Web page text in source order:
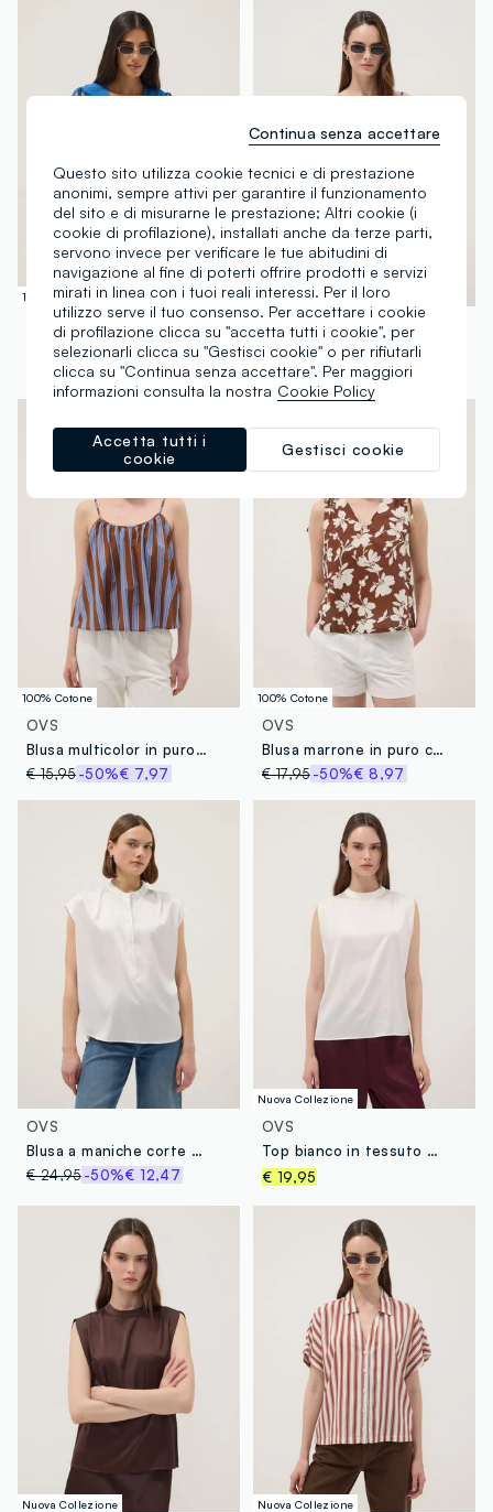
100% Cotone
Blusa blu in puro cotone con scollo a V regular fit
€ 17,95-50% € 8,97
100% Cotone
OVS
€ 15,95-50%€ 7,97
100% Cotone
OVS
Blusa multicolor in puro cotone con spalline sottili regular fit
€ 15,95-50%€ 7,97
100% Cotone
OVS
Blusa marrone in puro cotone con scollo a V e stampa floreale regular fit
€ 17,95 -50%€ 8,97
OVS
Blusa a maniche corte bianca regular fit con collo coreano
€ 24,95-50%€ 12,47
Nuova Collezione
OVS
Top bianco in tessuto elasticizzato con collo alto
€ 19,95
Nuova Collezione Nuova Collezione
Questo sito utilizza cookie tecnici e di prestazione
anonimi, sempre attivi per garantire il funzionamento
del sito e di misurarne le prestazione; Altri cookie (i
cookie di profilazione), installati anche da terze parti,
servono invece per verificare le tue abitudini di
navigazione al fine di poterti offrire prodotti e servizi
mirati in linea con i tuoi reali interessi. Per il loro
utilizzo serve il tuo consenso. Per accettare i cookie
di profilazione clicca su "accetta tutti i cookie", per
selezionarli clicca su "Gestisci cookie" o per rifiutarli
clicca su "Continua senza accettare". Per maggiori
informazioni consulta la nostra Cookie Policy
Gestisci cookie
Accetta tutti i
cookie
Continua senza accettare